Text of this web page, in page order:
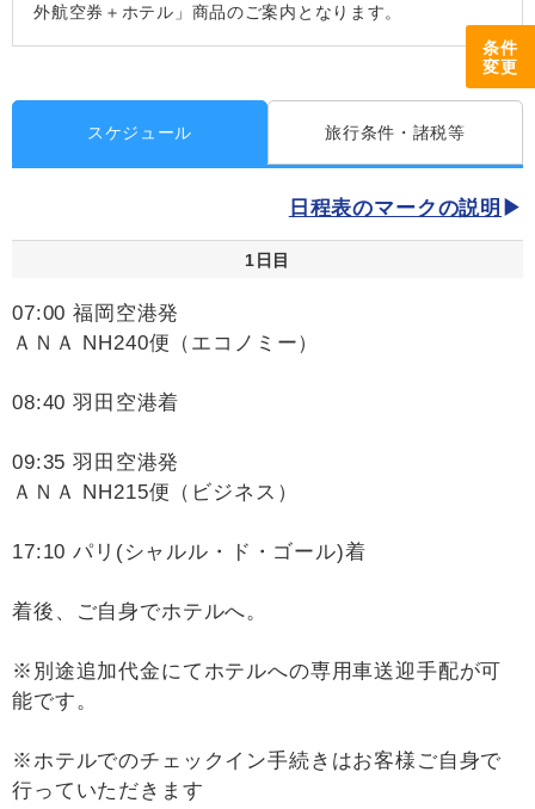
条件
変更
外航空券＋ホテル」商品のご案内となります。
スケジュール 旅行条件・諸税等
日程表のマークの説明
1日目
07:00 福岡空港発
ＡＮＡ NH240便（エコノミー）
08:40 羽田空港着
09:35 羽田空港発
ＡＮＡ NH215便（ビジネス）
17:10 パリ(シャルル・ド・ゴール)着
着後、ご自身でホテルへ。
※別途追加代金にてホテルへの専用車送迎手配が可
能です。
※ホテルでのチェックイン手続きはお客様ご自身で
行っていただきます